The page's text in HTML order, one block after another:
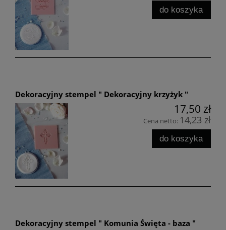
do koszyka
Dekoracyjny stempel " Dekoracyjny krzyżyk "
17,50 zł
Cena netto: 14,23 zł
do koszyka
Dekoracyjny stempel " Komunia Święta - baza "